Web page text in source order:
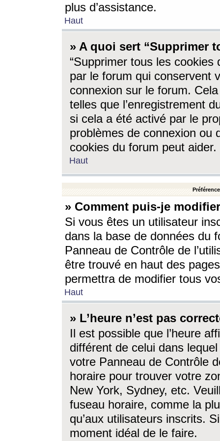
plus d’assistance.
Haut
» A quoi sert “Supprimer
“Supprimer tous les cookies
par le forum qui conservent
connexion sur le forum.
telles que l’enregistrement
si cela a été activé par le
problèmes de connexion ou
cookies du forum peut aider.
Haut
» Comment puis-je
Si vous êtes un utilisateur
dans la base de données du
Panneau de Contrôle de
être trouvé en haut des
permettra de modifier tous
Haut
» L’heure n’est pas
Il est possible que l’heure
différent de celui dans
votre Panneau de Contrôle
horaire pour trouver votre
New York, Sydney, etc.
fuseau horaire, comme la
qu’aux utilisateurs inscrits.
moment idéal de le faire.